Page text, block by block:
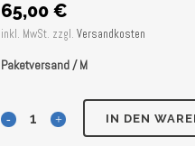
65,00 €
inkl. MwSt. zzgl. Versandkosten
Paketversand / M
Dichtungen IN DEN